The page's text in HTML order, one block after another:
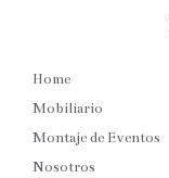
Home
Mobiliario
Montaje de Eventos
Nosotros